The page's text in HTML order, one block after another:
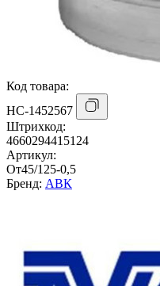
Код товара:
НС-1452567
Штрихкод:
4660294415124
Артикул:
От45/125-0,5
Бренд: АВК